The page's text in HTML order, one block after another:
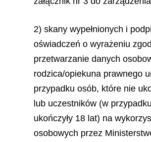
2) skany wypełnionych i
oświadczeń o wyrażeniu
przetwarzanie danych
rodzica/opiekuna prawnego
przypadku osób, które nie
lub uczestników (w
ukończyły 18 lat) na
osobowych przez